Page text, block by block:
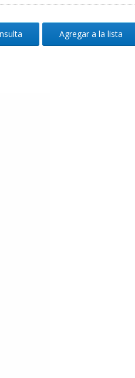
Agregar a la lista